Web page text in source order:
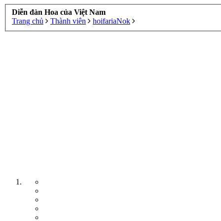
Diễn đàn Hoa của Việt Nam
Trang chủ
Thành viên hoifariaNok